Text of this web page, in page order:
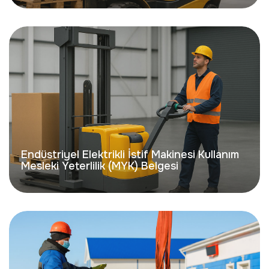
Endüstriyel Elektrikli İstif Makinesi Kullanım
Mesleki Yeterlilik (MYK) Belgesi